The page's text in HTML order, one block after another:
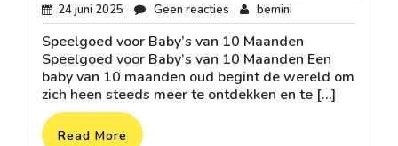
24 juni 2025 24
juni
2025
Geen reacties Geen
reacties
bemini
Speelgoed voor Baby’s van 10 Maanden
Speelgoed voor Baby’s van 10 Maanden Een
baby van 10 maanden oud begint de wereld om
zich heen steeds meer te ontdekken en te […]
Read More